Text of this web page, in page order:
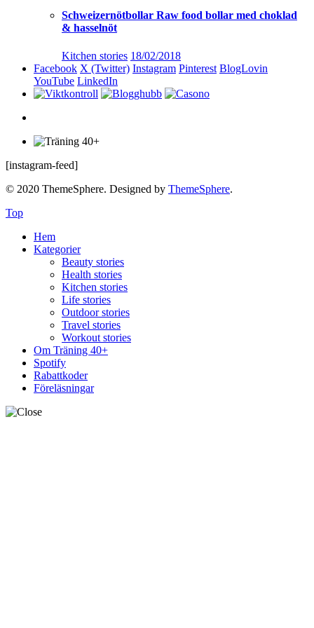
Schweizernötbollar Raw food bollar med choklad
& hasselnöt
Kitchen stories 18/02/2018
Facebook X (Twitter) Instagram Pinterest BlogLovin
YouTube LinkedIn
[instagram-feed]
© 2020 ThemeSphere. Designed by ThemeSphere.
Top
Hem
Kategorier
Beauty stories
Health stories
Kitchen stories
Life stories
Outdoor stories
Travel stories
Workout stories
Om Träning 40+
Spotify
Rabattkoder
Föreläsningar